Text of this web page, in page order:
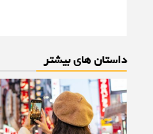
داستان های بیشتر